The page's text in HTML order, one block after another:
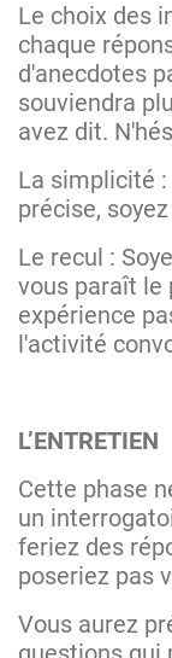
Le choix des
chaque
d'anecdotes
souviendra
avez dit.
La simplicité :
précise,
Le recul :
vous paraît le
expérience
l'activité
L’ENTRETIEN
Cette phase
un
feriez des
poseriez pas
Vous aurez